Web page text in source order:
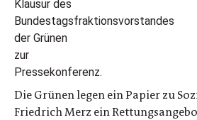
Die Grünen legen ein Papier zu
Friedrich Merz ein